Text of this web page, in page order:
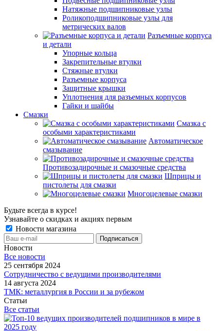
Натяжные подшипниковые узлы
Роликоподшипниковые узлы для
метрических валов
Разъемные корпуса
и детали
Упорные кольца
Закрепительные втулки
Стяжные втулки
Разъемные корпуса
Защитные крышки
Уплотнения для разъемных корпусов
Гайки и шайбы
Смазки
Смазка с
особыми характеристиками
Автоматическое
смазывание
Противозадирочные и смазочные средства
Шприцы и
пистолеты для смазки
Многоцелевые смазки
Будьте всегда в курсе!
Узнавайте о скидках и акциях первым
Новости магазина
Новости
Все новости
25 сентября 2024
Сотрудничество с ведущими производителями
14 августа 2024
ТМК: металлургия в России и за рубежом
Статьи
Все статьи